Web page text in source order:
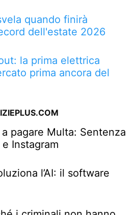
quando finirà
dell'estate 2026
la prima elettrica
prima ancora del
pagare Multa: Sentenza
Instagram
l’AI: il software